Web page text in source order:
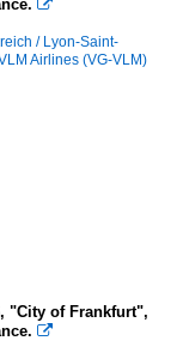

/ Lyon-Saint-
Airlines (VG-VLM)
"City of Frankfurt",
